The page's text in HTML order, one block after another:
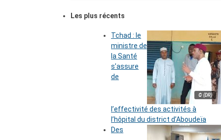
Les plus récents
© (DR)
Tchad : le
ministre de
la Santé
s’assure
de
l’effectivité des activités à
l’hôpital du district d’Aboudeïa
Des